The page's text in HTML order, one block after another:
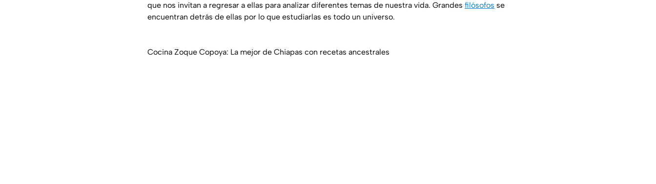
que nos invitan a regresar a ellas para analizar diferentes temas de nuestra vida. Grandes filósofos se
encuentran detrás de ellas por lo que estudiarlas es todo un universo.
Cocina Zoque Copoya: La mejor de Chiapas con recetas ancestrales